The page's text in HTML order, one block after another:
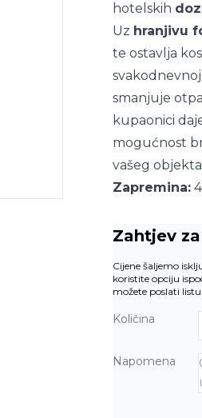
hotelskih
Uz hranjivu
te ostavlja
smanjuje
kupaonici
mogućnost
vašeg
Zapremina:
Zahtjev
Cijene šaljemo
koristite opciju
možete poslati
Količina
Napomena